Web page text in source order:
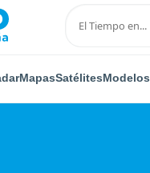
MapasSatélitesModelos